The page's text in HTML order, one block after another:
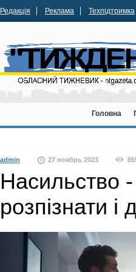
Редакція Реклама Техпідтримка
Головна
admin 27 ноябрь 2023
Насильство
розпізнати